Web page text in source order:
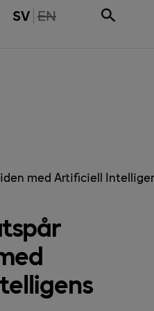
SV THE PAGE IS NOT
EN
med Artificiell